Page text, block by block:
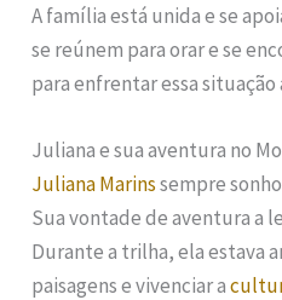
A família está unida e se
se reúnem para orar e se
para enfrentar essa
Juliana e sua aventura no
Juliana Marinssempre
Sua vontade de aventura a
Durante a trilha, ela estava
paisagens e vivenciar a